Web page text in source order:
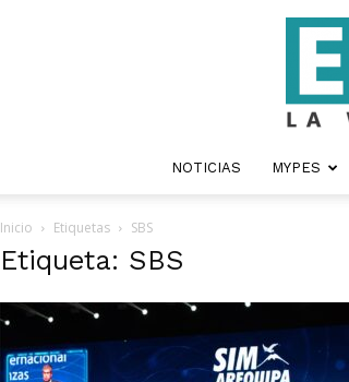
NOTICIAS MYPES
Inicio Etiquetas SBS
Etiqueta: SBS